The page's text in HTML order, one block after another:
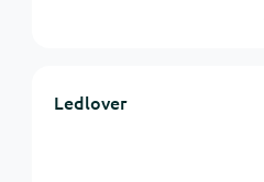
Ledlover